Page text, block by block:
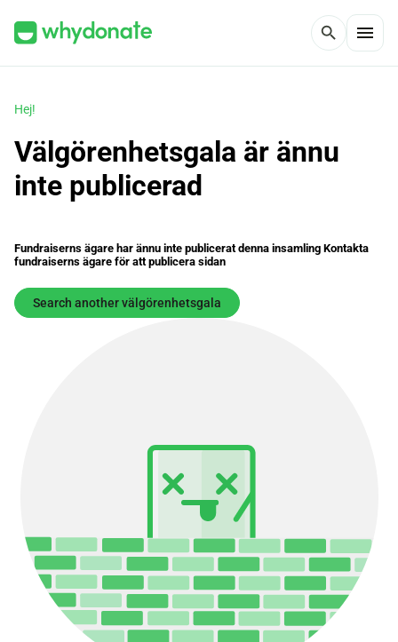
search menu
Hej!
Välgörenhetsgala är ännu
inte publicerad
Fundraiserns ägare har ännu inte publicerat denna insamling Kontakta
fundraiserns ägare för att publicera sidan
Search another välgörenhetsgala